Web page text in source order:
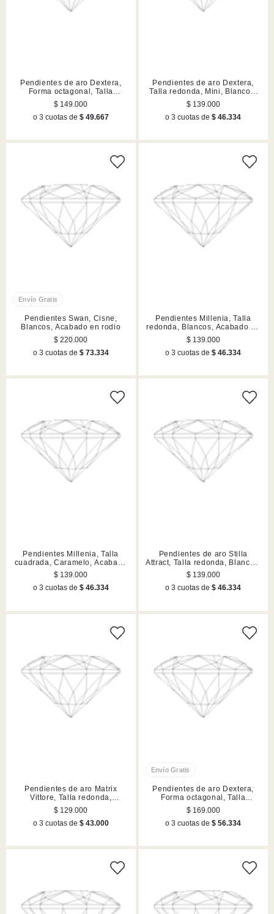
Pendientes de aro Dextera,
Forma octagonal, Talla
redonda, Pequeños, Blancos,
Acabado en tono oro rosa
$ 149.000
o 3 cuotas de $ 49.667
Pendientes de aro Dextera,
Talla redonda, Mini, Blancos,
Acabado en rodio
$ 139.000
o 3 cuotas de$ 46.334
Pendientes Swan, Cisne,
Blancos, Acabado en rodio
$ 220.000
o 3 cuotas de $ 73.334
Pendientes Millenia, Talla
redonda, Blancos, Acabado en
rodio
$ 139.000
o 3 cuotas de$ 46.334
Pendientes Millenia, Talla
cuadrada, Caramelo, Acabado
en tono oro
$ 139.000
o 3 cuotas de $ 46.334
Pendientes de aro Stilla
Attract, Talla redonda, Blancos,
Acabado en tono oro
$ 139.000
o 3 cuotas de$ 46.334
Pendientes de aro Matrix
Vittore, Talla redonda,
Blancos, Acabado en tono oro
$ 129.000
o 3 cuotas de $ 43.000
Pendientes de aro Dextera,
Forma octagonal, Talla
redonda, Blancos, Acabado en
tono oro
$ 169.000
o 3 cuotas de$ 56.334